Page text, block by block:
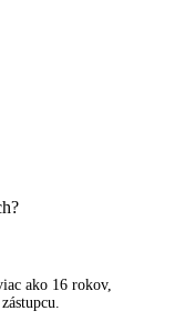
ako 16 rokov,